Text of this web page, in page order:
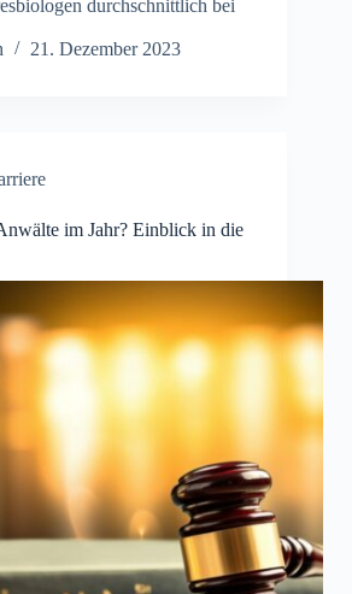
durchschnittlich bei
21. Dezember 2023
im Jahr? Einblick in die